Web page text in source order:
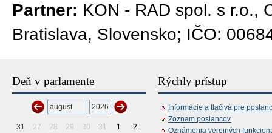
Partner: KON - RAD spol. s r.o.,
Bratislava, Slovensko; IČO:
Deň v parlamente
31 27 28 29 30 31 1
2
Rýchly prístup
Informácie a tlačivá pre
Zoznam poslancov
Oznámenia verejných